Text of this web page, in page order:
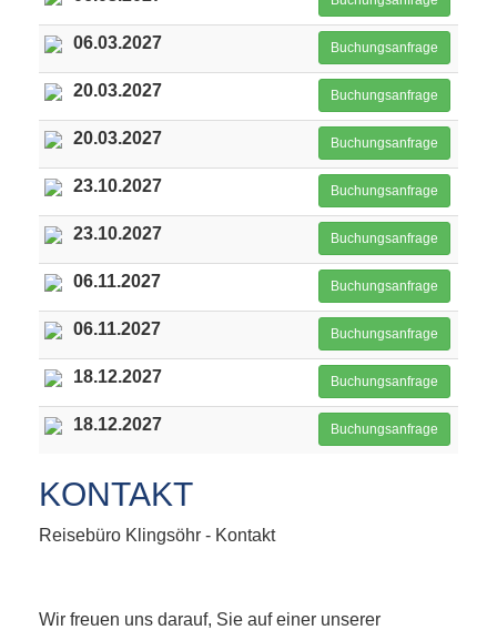
06.03.2027 Buchungsanfrage
20.03.2027 Buchungsanfrage
20.03.2027 Buchungsanfrage
23.10.2027 Buchungsanfrage
23.10.2027 Buchungsanfrage
06.11.2027 Buchungsanfrage
06.11.2027 Buchungsanfrage
18.12.2027 Buchungsanfrage
18.12.2027 Buchungsanfrage
KONTAKT
Reisebüro Klingsöhr - Kontakt
Wir freuen uns darauf, Sie auf einer unserer